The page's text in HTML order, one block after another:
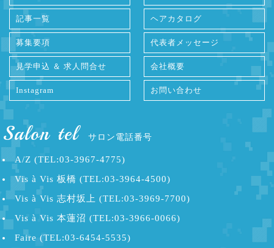
記事一覧 ヘアカタログ
募集要項 代表者メッセージ
見学申込 ＆ 求人問合せ 会社概要
Instagram お問い合わせ
Salon tel サロン電話番号
A/Z (TEL:03-3967-4775)
Vis à Vis 板橋 (TEL:03-3964-4500)
Vis à Vis 志村坂上 (TEL:03-3969-7700)
Vis à Vis 本蓮沼 (TEL:03-3966-0066)
Faire (TEL:03-6454-5535)